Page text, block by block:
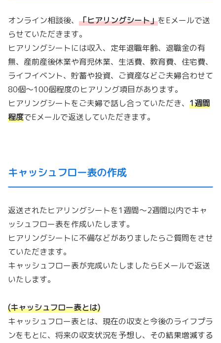
オンライン相談後、 「ヒアリングシート」をEメールで送
らせていただきます。
ヒアリングシートには収入、定年退職年齢、退職金の有
無、産前産後休業や育児休業、生活費、教育費、住宅費、
ライフイベント、貯蓄や投資、ご資産などご夫婦合わせて
80個〜100個程度のヒアリング項目があります。
ヒアリングシートをご夫婦で話し合っていただき、 1週間
程度でEメールで返送していただきます。
キャッシュフロー表の作成
返送されたヒアリングシートを1週間〜2週間以内でキャ
ッシュフロー表を作成いたします。
ヒアリングシートに不備などがありましたらご質問をさせ
ていただきます。
キャッシュフロー表が完成いたしましたらEメールで返送
いたします。
(キャッシュフロー表とは)
キャッシュフロー表とは、現在の収支と今後のライフプラ
ンをもとに、将来の収支状況を予想し、その結果増減する